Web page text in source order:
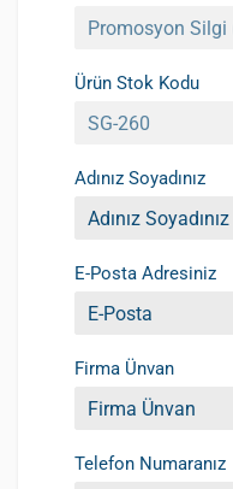
Ürün Stok Kodu
Adınız Soyadınız
E-Posta Adresiniz
Firma Ünvan
Telefon Numaranız